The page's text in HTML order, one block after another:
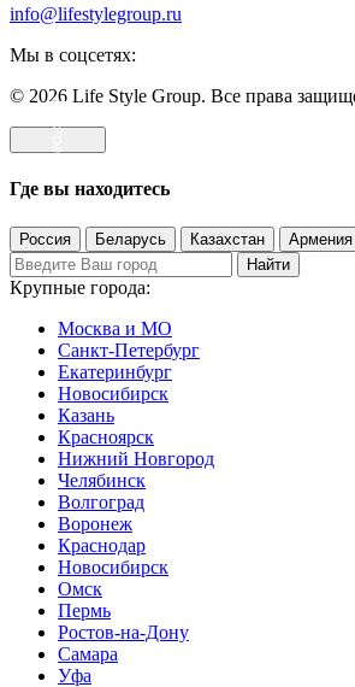
info@lifestylegroup.ru
Мы в соцсетях:
© 2026 Life Style Group. Все права
Где вы находитесь
Россия Беларусь Казахстан
Армения
Найти
Крупные города:
Москва и МО
Санкт-Петербург
Екатеринбург
Новосибирск
Казань
Красноярск
Нижний Новгород
Челябинск
Волгоград
Воронеж
Краснодар
Новосибирск
Омск
Пермь
Ростов-на-Дону
Самара
Уфа